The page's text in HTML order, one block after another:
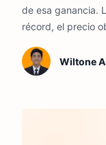
de esa ganancia.
récord, el precio
Wiltone